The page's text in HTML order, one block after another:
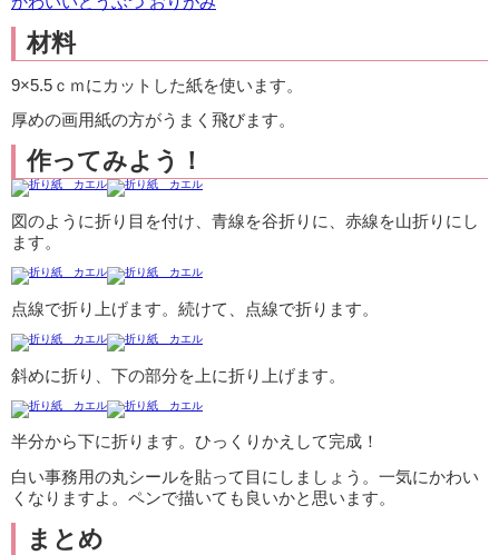
材料
9×5.5ｃｍにカットした紙を使います。
厚めの画用紙の方がうまく飛びます。
作ってみよう！
図のように折り目を付け、青線を谷折りに、赤線を山折りにし
ます。
点線で折り上げます。続けて、点線で折ります。
斜めに折り、下の部分を上に折り上げます。
半分から下に折ります。ひっくりかえして完成！
白い事務用の丸シールを貼って目にしましょう。一気にかわい
くなりますよ。ペンで描いても良いかと思います。
まとめ